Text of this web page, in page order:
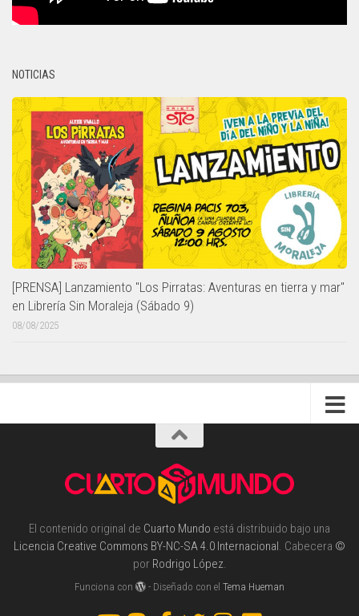
NOTICIAS
[PRENSA] Lanzamiento "Los Pirratas: Aventuras en tierra y mar"
en Librería Sin Moraleja (Sábado 9)
08/08/2025
El contenido original de Cuarto Mundo está distribuido bajo una
Licencia Creative Commons BY-NC-SA 4.0 Internacional. Cabecera ©
por Rodrigo López.
Funciona con - Diseñado con elTema Hueman